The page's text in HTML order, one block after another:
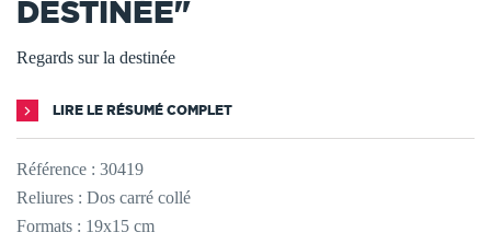
DESTINÉE"
Regards sur la destinée
LIRE LE RÉSUMÉ COMPLET
Référence : 30419
Reliures : Dos carré collé
Formats : 19x15 cm